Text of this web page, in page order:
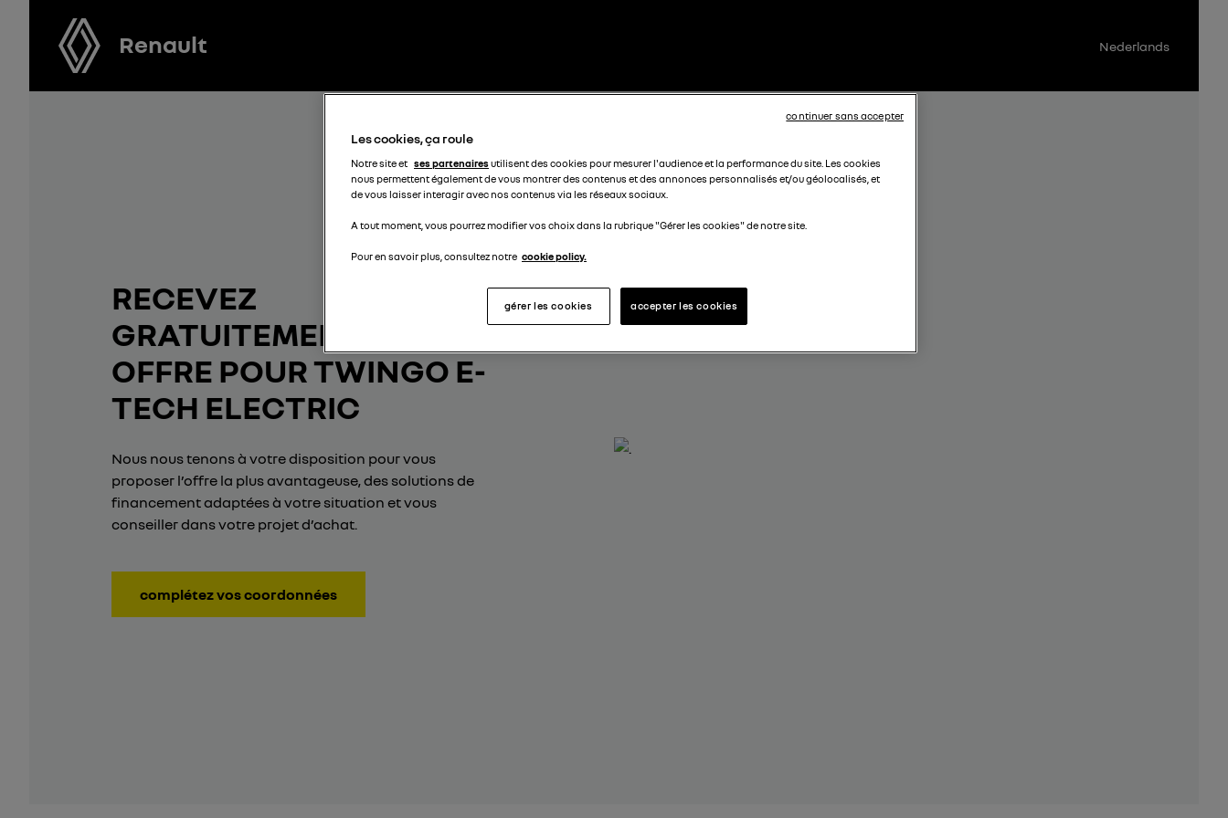
Renault Nederlands
RECEVEZ
GRATUITEMENT VOTRE
OFFRE POUR TWINGO E-
TECH ELECTRIC
Nous nous tenons à votre disposition pour vous
proposer l’offre la plus avantageuse, des solutions de
financement adaptées à votre situation et vous
conseiller dans votre projet d’achat.
complétez vos coordonnées
Les cookies, ça roule
Notre site et ses partenairesutilisent des cookies pour mesurer l'audience et la performance du site. Les cookies
nous permettent également de vous montrer des contenus et des annonces personnalisés et/ou géolocalisés, et
de vous laisser interagir avec nos contenus via les réseaux sociaux.
A tout moment, vous pourrez modifier vos choix dans la rubrique "Gérer les cookies" de notre site.
Pour en savoir plus, consultez notre cookie policy.
accepter les cookies
gérer les cookies
continuer sans accepter